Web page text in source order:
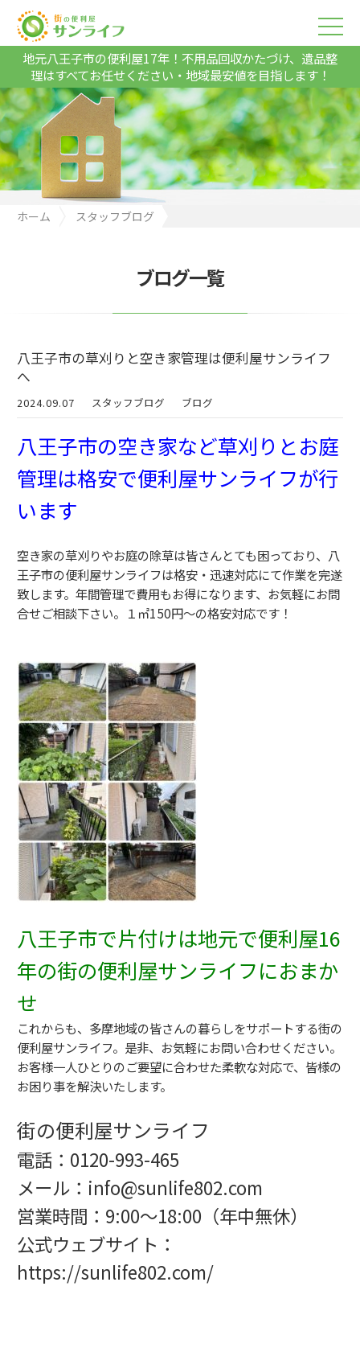
地元八王子市の便利屋17年！不用品回収かたづけ、遺品整
理はすべてお任せください・地域最安値を目指します！
ホーム
スタッフブログ
ブログ一覧
八王子市の草刈りと空き家管理は便利屋サンライフ
へ
2024.09.07 スタッフブログ ブログ
八王子市の空き家など草刈りとお庭
管理は格安で便利屋サンライフが行
います
空き家の草刈りやお庭の除草は皆さんとても困っており、八
王子市の便利屋サンライフは格安・迅速対応にて作業を完遂
致します。年間管理で費用もお得になります、お気軽にお問
合せご相談下さい。１㎡150円～の格安対応です！
八王子市で片付けは地元で便利屋16
年の街の便利屋サンライフにおまか
せ
これからも、多摩地域の皆さんの暮らしをサポートする街の
便利屋サンライフ。是非、お気軽にお問い合わせください。
お客様一人ひとりのご要望に合わせた柔軟な対応で、皆様の
お困り事を解決いたします。
街の便利屋サンライフ
電話：0120-993-465
メール：info@sunlife802.com
営業時間：9:00～18:00（年中無休）
公式ウェブサイト：
https://sunlife802.com/